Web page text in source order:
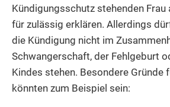
Kündigungsschutz stehenden Frau
für zulässig erklären. Allerdings
die Kündigung nicht im
Schwangerschaft, der Fehlgeburt
Kindes stehen. Besondere Gründe
könnten zum Beispiel sein: